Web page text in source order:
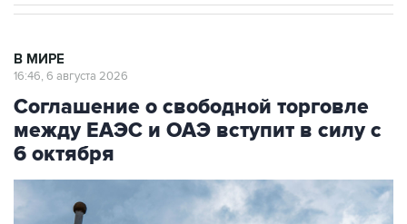
В МИРЕ
16:46, 6 августа 2026
Соглашение о свободной торговле
между ЕАЭС и ОАЭ вступит в силу с
6 октября